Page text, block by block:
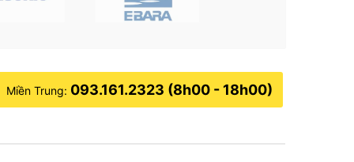
Miền Trung: 093.161.2323 (8h00 - 18h00)